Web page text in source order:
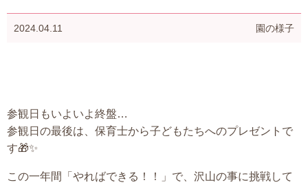
2024.04.11 園の様子
参観日もいよいよ終盤…
参観日の最後は、保育士から子どもたちへのプレゼントで
す🎁✨
この一年間「やればできる！！」で、沢山の事に挑戦して